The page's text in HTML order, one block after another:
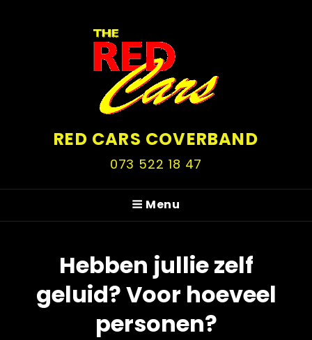
RED CARS COVERBAND
073 522 18 47
Menu
Hebben jullie zelf
geluid? Voor hoeveel
personen?